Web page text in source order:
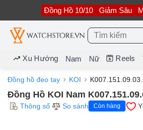
nội
dung
Đồng Hồ 10/10 Giảm Sâu
Tìm
kiếm:
Xu Hướng Nam Nữ Reels
Đồng hồ đeo tay KOI
Đồng Hồ KOI Nam
Thông số So sánh Còn hàng